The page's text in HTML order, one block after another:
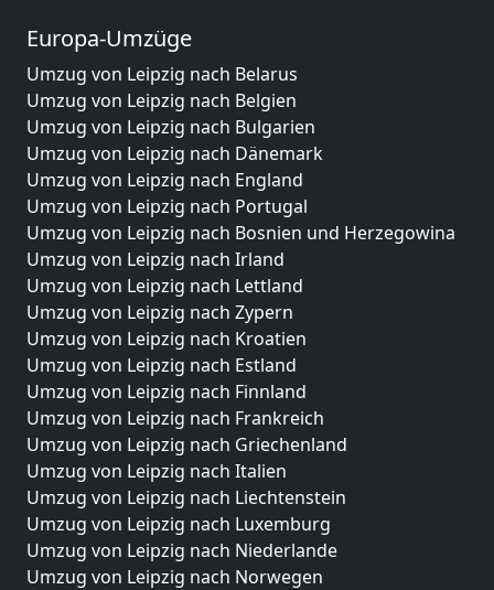
Europa-Umzüge
Umzug von Leipzig nach Belarus
Umzug von Leipzig nach Belgien
Umzug von Leipzig nach Bulgarien
Umzug von Leipzig nach Dänemark
Umzug von Leipzig nach England
Umzug von Leipzig nach Portugal
Umzug von Leipzig nach Bosnien und Herzegowina
Umzug von Leipzig nach Irland
Umzug von Leipzig nach Lettland
Umzug von Leipzig nach Zypern
Umzug von Leipzig nach Kroatien
Umzug von Leipzig nach Estland
Umzug von Leipzig nach Finnland
Umzug von Leipzig nach Frankreich
Umzug von Leipzig nach Griechenland
Umzug von Leipzig nach Italien
Umzug von Leipzig nach Liechtenstein
Umzug von Leipzig nach Luxemburg
Umzug von Leipzig nach Niederlande
Umzug von Leipzig nach Norwegen